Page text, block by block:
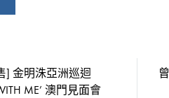
] 金明洙亞洲巡迴
ME’ 澳門見面會